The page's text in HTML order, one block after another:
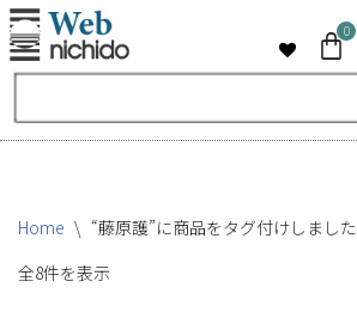
コ
テ
ス
キ
0
Home \ “藤原護”に商品をタグ付けしました
全8件を表示